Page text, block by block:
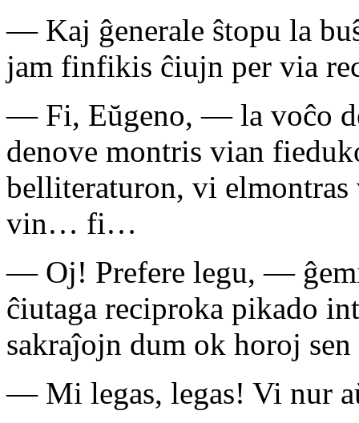
— Kaj ĝenerale ŝtopu la
jam finfikis ĉiujn per via
— Fi, Eŭgeno, — la voĉo
denove montris vian
belliteraturon, vi
vin… fi…
— Oj! Prefere legu, —
ĉiutaga reciproka pikado
sakraĵojn dum ok horoj sen
— Mi legas, legas! Vi nur